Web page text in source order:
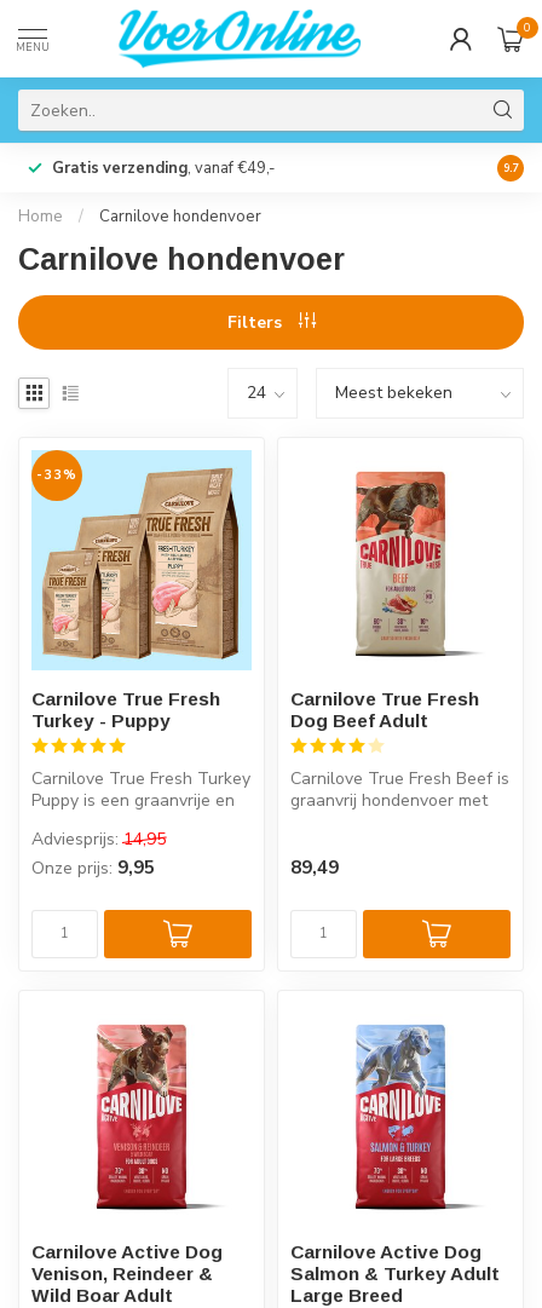
MENU
0
Gratis verzending, vanaf €49,- 9.7
Home / Carnilove hondenvoer
Carnilove hondenvoer
Filters
-33%
Carnilove True Fresh
Turkey - Puppy
Carnilove True Fresh Turkey
Puppy is een graanvrije en
Adviesprijs: 14,95
Onze prijs: 9,95
Carnilove True Fresh
Dog Beef Adult
Carnilove True Fresh Beef is
graanvrij hondenvoer met
89,49
Carnilove Active Dog
Venison, Reindeer &
Wild Boar Adult
Carnilove Active Dog
Salmon & Turkey Adult
Large Breed